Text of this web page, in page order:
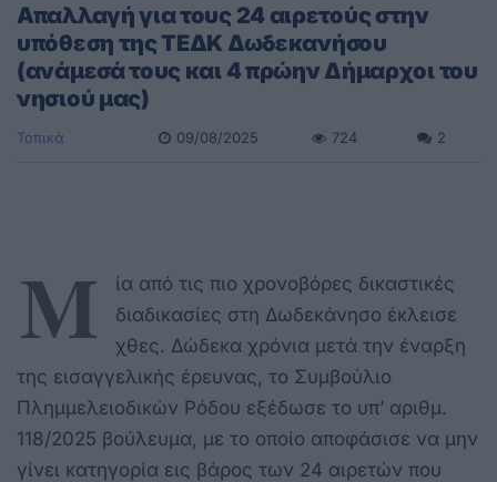
Απαλλαγή για τους 24 αιρετούς στην
υπόθεση της ΤΕΔΚ Δωδεκανήσου
(ανάμεσά τους και 4 πρώην Δήμαρχοι του
νησιού μας)
Τοπικά 09/08/2025 724 2
Μ
ία από τις πιο χρονοβόρες δικαστικές
διαδικασίες στη Δωδεκάνησο έκλεισε
χθες. Δώδεκα χρόνια μετά την έναρξη
της εισαγγελικής έρευνας, το Συμβούλιο
Πλημμελειοδικών Ρόδου εξέδωσε το υπ’ αριθμ.
118/2025 βούλευμα, με το οποίο αποφάσισε να μην
γίνει κατηγορία εις βάρος των 24 αιρετών που